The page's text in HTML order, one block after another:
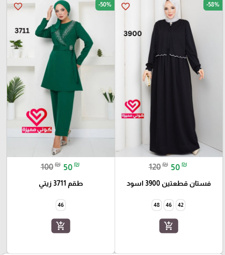
favorite_border -58%
120₪ 50 ₪
فستان قطعتين 3900 اسود
42
46
48
add_shopping_cart
favorite_border -50%
100₪ 50 ₪
طقم 3711 زيتي
46
add_shopping_cart